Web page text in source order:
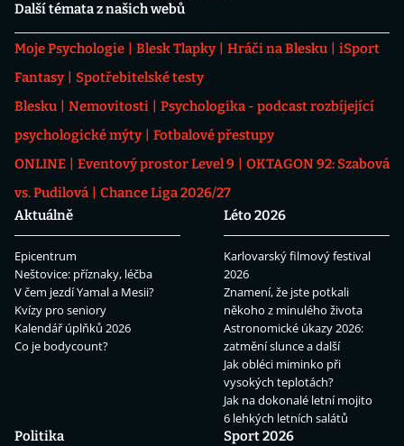
Další témata z našich webů
Moje Psychologie Blesk Tlapky Hráči na Blesku
iSport
Fantasy
Spotřebitelské testy
Blesku
Nemovitosti
Psychologika - podcast rozbíjející
psychologické mýty
Fotbalové přestupy
ONLINE
Eventový prostor Level 9
OKTAGON 92: Szabová
vs. Pudilová
Chance Liga 2026/27
Aktuálně
Epicentrum
Neštovice: příznaky, léčba
V čem jezdí Yamal a Mesii?
Kvízy pro seniory
Kalendář úplňků 2026
Co je bodycount?
Léto 2026
Karlovarský filmový festival
2026
Znamení, že jste potkali
někoho z minulého života
Astronomické úkazy 2026:
zatmění slunce a další
Jak obléci miminko při
vysokých teplotách?
Jak na dokonalé letní mojito
6 lehkých letních salátů
Politika
Sport 2026